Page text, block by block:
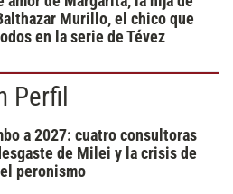
Murillo, el chico que
en la serie de Tévez
Perfil
a 2027: cuatro consultoras
de Milei y la crisis de
peronismo